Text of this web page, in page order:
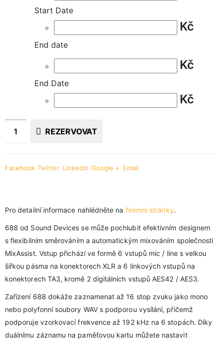
Start Date
Kč
End date
Kč
End Date
Kč
REZERVOVAT
Facebook Twitter LinkedIn Google + Email
Pro detailní informace nahlédněte na firemní stránky.
688 od Sound Devices se může pochlubit efektivním designem
s flexibilním směrováním a automatickým mixováním společnosti
MixAssist. Vstup přichází ve formě 6 vstupů mic / line s velkou
šířkou pásma na konektorech XLR a 6 linkových vstupů na
konektorech TA3, kromě 2 digitálních vstupů AES42 / AES3.
Zařízení 688 dokáže zaznamenat až 16 stop zvuku jako mono
nebo polyfonní soubory WAV s podporou vysílání, přičemž
podporuje vzorkovací frekvence až 192 kHz na 6 stopách. Díky
duálnímu záznamu na paměťovou kartu můžete nastavit